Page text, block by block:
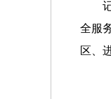
全服
区、